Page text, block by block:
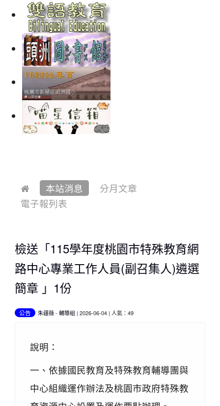
本站消息
分月文章
電子報列表
檢送「115學年度桃園市特殊教育網
路中心專業工作人員(副召集人)遴選
簡章 」1份
公告 朱疆薇- 輔導組 | 2026-06-04 | 人氣：49
說明：
一、依據國民教育及特殊教育輔導團與
中心組織運作辦法及桃園市政府特殊教